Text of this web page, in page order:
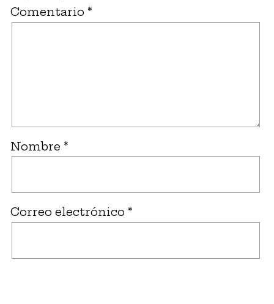
Comentario *
Nombre *
Correo electrónico *